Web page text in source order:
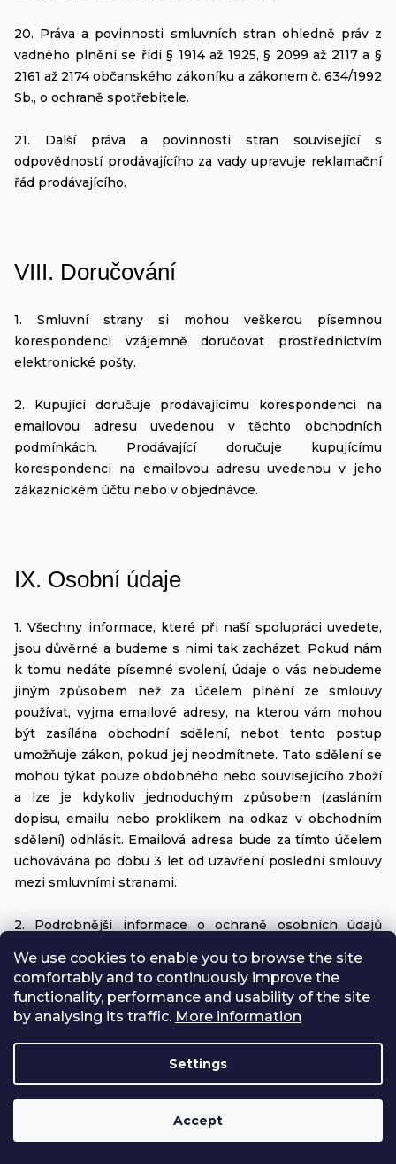
We use cookies to enable you to browse the site
comfortably and to continuously improve the
functionality, performance and usability of the site
by analysing its traffic. More information
Settings
Accept
20. Práva a povinnosti smluvních stran ohledně práv z
vadného plnění se řídí § 1914 až 1925, § 2099 až 2117 a §
2161 až 2174 občanského zákoníku a zákonem č. 634/1992
Sb., o ochraně spotřebitele.
21. Další práva a povinnosti stran související s
odpovědností prodávajícího za vady upravuje reklamační
řád prodávajícího.
VIII. Doručování
1. Smluvní strany si mohou veškerou písemnou
korespondenci vzájemně doručovat prostřednictvím
elektronické pošty.
2. Kupující doručuje prodávajícímu korespondenci na
emailovou adresu uvedenou v těchto obchodních
podmínkách. Prodávající doručuje kupujícímu
korespondenci na emailovou adresu uvedenou v jeho
zákaznickém účtu nebo v objednávce.
IX. Osobní údaje
1. Všechny informace, které při naší spolupráci uvedete,
jsou důvěrné a budeme s nimi tak zacházet. Pokud nám
k tomu nedáte písemné svolení, údaje o vás nebudeme
jiným způsobem než za účelem plnění ze smlouvy
používat, vyjma emailové adresy, na kterou vám mohou
být zasílána obchodní sdělení, neboť tento postup
umožňuje zákon, pokud jej neodmítnete. Tato sdělení se
mohou týkat pouze obdobného nebo souvisejícího zboží
a lze je kdykoliv jednoduchým způsobem (zasláním
dopisu, emailu nebo proklikem na odkaz v obchodním
sdělení) odhlásit. Emailová adresa bude za tímto účelem
uchovávána po dobu 3 let od uzavření poslední smlouvy
mezi smluvními stranami.
2. Podrobnější informace o ochraně osobních údajů
1. K mimosoudnímu řešení spotřebitelských sporů z
kupní smlouvy je příslušná Česká obchodní inspekce, se
sídlem Štěpánská 567/15, 120 00 Praha 2, IČ: 000 20 869,
internetová adresa: https://adr.coi.cz/cs. Platformu pro